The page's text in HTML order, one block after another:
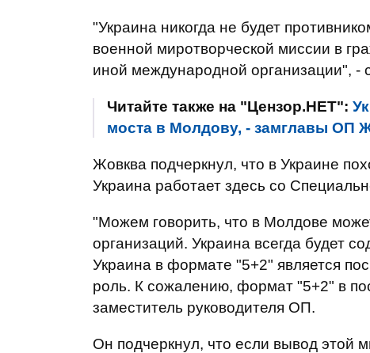
"Украина никогда не будет
военной миротворческой миссии в
иной международной организации", -
Читайте также на "Цензор.НЕТ":
моста в Молдову, - замглавы ОП
Жовква подчеркнул, что в Украине
Украина работает здесь со
"Можем говорить, что в Молдове
организаций. Украина всегда будет
Украина в формате "5+2" является
роль. К сожалению, формат "5+2" в
заместитель руководителя ОП.
Он подчеркнул, что если вывод этой